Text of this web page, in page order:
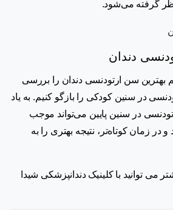
گرفته می‌شود.
دندان
بهترین سن ارتودنسی دندان را بررسی
در سنین کودکی را بازگو کنیم. به یاد
در سنین پایین می‌تواند موجب
زمان کوتاه‌تر، نتیجه بهتری را به
توانید با کلینیک دندانپزشکی شیدا